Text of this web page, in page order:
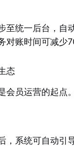
至统一后台，
对账时间可减少
态
会员运营的起
，系统可自动